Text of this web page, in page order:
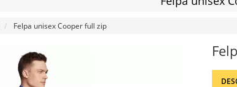
Felpa unisex Cooper full zip